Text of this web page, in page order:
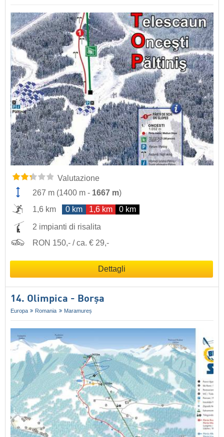
Valutazione
267 m (1400 m - 1667 m)
1,6 km
0 km 1,6 km 0 km
2 impianti di risalita
RON 150,- / ca. € 29,-
Dettagli
14. Olimpica - Borșa
Europa Romania Maramureș